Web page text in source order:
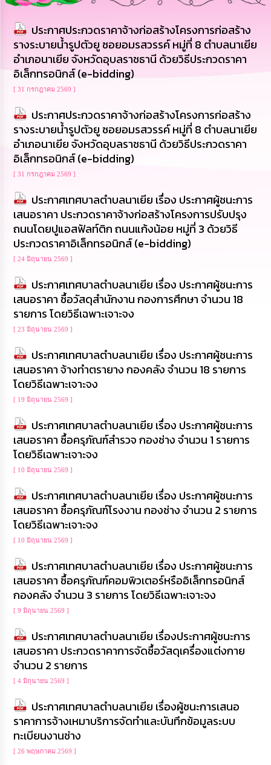
การ
ส่ง
เสริม
ความ
โปร่งใส
การ
จัด
ซื้อ
จัด
จ้าง
การ
เงิน
การ
คลัง
นโยบาย
No
Gift
Policy
การ
ดำเนิน
การ
เพื่อ
การ
ทุจริต
มาตรการ
ส่ง
เสริม
คุณธรรม
และ
ความ
โปร่งใส
ร้อง
เรียน
ร้อง
ทุกข์
e-
Service
กิจการ
สภา
กิจการ
สภา
ท้อง
ถิ่น
ของ
เรา
การ
จัดการ
ประกาศประกวดราคาจ้างก่อสร้างโครงการก่อสร้าง
รางระบายน้ำรูปตัวยู ซอยอมรสวรรค์ หมู่ที่ 8 ตำบลนาเยีย
อำเภอนาเยีย จังหวัดอุบลราชธานี ด้วยวิธีประกวดราคา
อิเล็กทรอนิกส์ (e-bidding)
[ 31 กรกฎาคม 2569 ]
ประกาศประกวดราคาจ้างก่อสร้างโครงการก่อสร้าง
รางระบายน้ำรูปตัวยู ซอยอมรสวรรค์ หมู่ที่ 8 ตำบลนาเยีย
อำเภอนาเยีย จังหวัดอุบลราชธานี ด้วยวิธีประกวดราคา
อิเล็กทรอนิกส์ (e-bidding)
[ 31 กรกฎาคม 2569 ]
ประกาศเทศบาลตำบลนาเยีย เรื่อง ประกาศผู้ชนะการ
เสนอราคา ประกวดราคาจ้างก่อสร้างโครงการปรับปรุง
ถนนโดยปูแอสฟัลท์ติก ถนนแก้งน้อย หมู่ที่ 3 ด้วยวิธี
ประกวดราคาอิเล็กทรอนิกส์ (e-bidding)
[ 24 มิถุนายน 2569 ]
ประกาศเทศบาลตำบลนาเยีย เรื่อง ประกาศผู้ชนะการ
เสนอราคา ซื้อวัสดุสำนักงาน กองการศึกษา จำนวน 18
รายการ โดยวิธีเฉพาะเจาะจง
[ 23 มิถุนายน 2569 ]
ประกาศเทศบาลตำบลนาเยีย เรื่อง ประกาศผู้ชนะการ
เสนอราคา จ้างทำตรายาง กองคลัง จำนวน 18 รายการ
โดยวิธีเฉพาะเจาะจง
[ 19 มิถุนายน 2569 ]
ประกาศเทศบาลตำบลนาเยีย เรื่อง ประกาศผู้ชนะการ
เสนอราคา ซื้อครุภัณฑ์สำรวจ กองช่าง จำนวน 1 รายการ
โดยวิธีเฉพาะเจาะจง
[ 10 มิถุนายน 2569 ]
ประกาศเทศบาลตำบลนาเยีย เรื่อง ประกาศผู้ชนะการ
เสนอราคา ซื้อครุภัณฑ์โรงงาน กองช่าง จำนวน 2 รายการ
โดยวิธีเฉพาะเจาะจง
[ 10 มิถุนายน 2569 ]
ประกาศเทศบาลตำบลนาเยีย เรื่อง ประกาศผู้ชนะการ
เสนอราคา ซื้อครุภัณฑ์คอมพิวเตอร์หรืออิเล็กทรอนิกส์
กองคลัง จำนวน 3 รายการ โดยวิธีเฉพาะเจาะจง
[ 9 มิถุนายน 2569 ]
ประกาศเทศบาลตำบลนาเยีย เรื่องประกาศผู้ชนะการ
เสนอราคา ประกวดราคาการจัดซื้อวัสดุเครื่องแต่งกาย
จำนวน 2 รายการ
[ 4 มิถุนายน 2569 ]
ประกาศเทศบาลตำบลนาเยีย เรื่องผู้ชนะการเสนอ
ราคาการจ้างเหมาบริการจัดทำและบันทึกข้อมูลระบบ
ทะเบียนงานช่าง
[ 26 พฤษภาคม 2569 ]